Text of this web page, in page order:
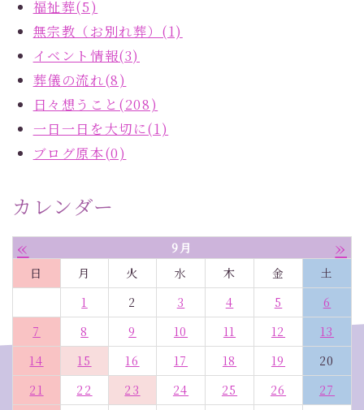
福祉葬(5)
無宗教（お別れ葬）(1)
イベント情報(3)
葬儀の流れ(8)
日々想うこと(208)
一日一日を大切に(1)
ブログ原本(0)
カレンダー
« 9月 »
日 月 火 水 木 金
土
1
2 3 4 5
6
7
8 9 10 11 12
13
14
15 16 17 18 19
20
21
22 23 24 25 26
27